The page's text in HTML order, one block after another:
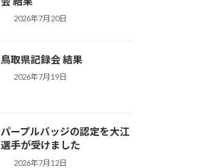
2026年7月20日
鳥取県記録会 結果
2026年7月19日
パープルバッジの認定を大江
選手が受けました
2026年7月12日